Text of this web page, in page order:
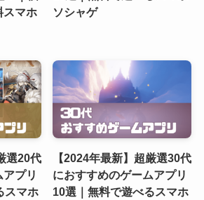
スマホ
ソシャゲ
選20代
プリ
スマホ
【2024年最新】超厳選30代
におすすめのゲームアプリ
10選｜無料で遊べるスマホ